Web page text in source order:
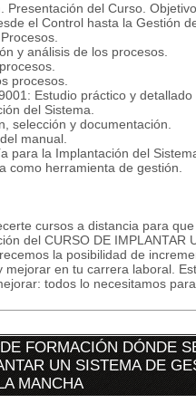
Presentación del Curso.
el Control hasta la Gestión
y análisis de los procesos.
procesos.
Estudio práctico y
del Sistema.
selección y documentación.
manual.
para la Implantación del
como herramienta de gestión.
cursos a distancia para
del CURSO DE IMPLANTAR
la posibilidad de
mejorar en tu carrera laboral.
todos lo necesitamos
FORMACIÓN DÓNDE
UN SISTEMA DE
MANCHA